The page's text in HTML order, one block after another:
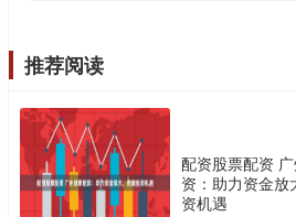
推荐阅读
配资股票配资
资：助力资金放
资机遇